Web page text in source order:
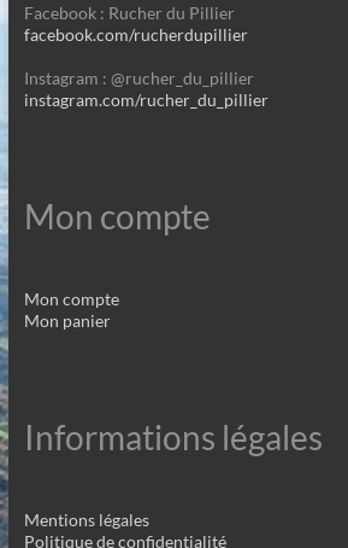
Facebook : Rucher du Pillier
facebook.com/rucherdupillier
Instagram : @rucher_du_pillier
instagram.com/rucher_du_pillier
Mon compte
Mon compte
Mon panier
Informations légales
Mentions légales
Politique de confidentialité